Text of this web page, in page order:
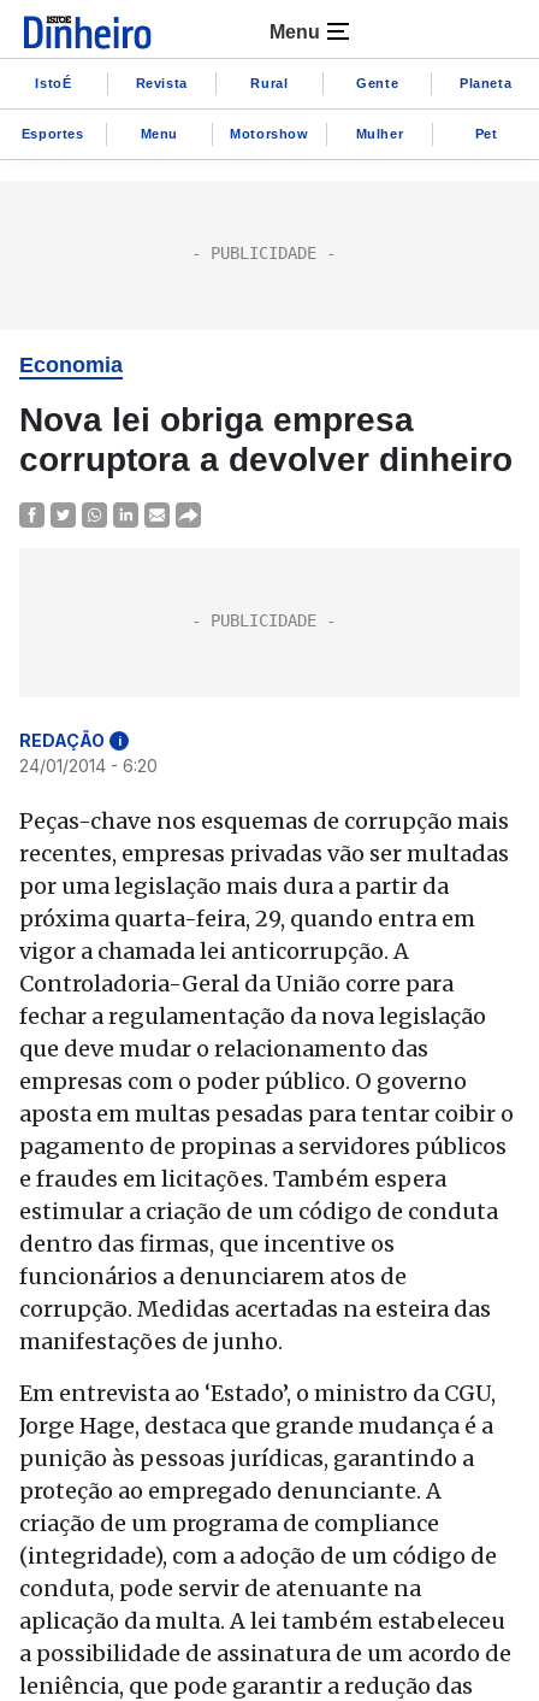
Menu
IstoÉ Revista Rural Gente Planeta
Esportes Menu Motorshow Mulher Pet
Economia
Nova lei obriga empresa
corruptora a devolver dinheiro
REDAÇÃO i
24/01/2014 - 6:20
Peças-chave nos esquemas de corrupção mais
recentes, empresas privadas vão ser multadas
por uma legislação mais dura a partir da
próxima quarta-feira, 29, quando entra em
vigor a chamada lei anticorrupção. A
Controladoria-Geral da União corre para
fechar a regulamentação da nova legislação
que deve mudar o relacionamento das
empresas com o poder público. O governo
aposta em multas pesadas para tentar coibir o
pagamento de propinas a servidores públicos
e fraudes em licitações. Também espera
estimular a criação de um código de conduta
dentro das firmas, que incentive os
funcionários a denunciarem atos de
corrupção. Medidas acertadas na esteira das
manifestações de junho.
Em entrevista ao ‘Estado’, o ministro da CGU,
Jorge Hage, destaca que grande mudança é a
punição às pessoas jurídicas, garantindo a
proteção ao empregado denunciante. A
criação de um programa de compliance
(integridade), com a adoção de um código de
conduta, pode servir de atenuante na
aplicação da multa. A lei também estabeleceu
a possibilidade de assinatura de um acordo de
leniência, que pode garantir a redução das